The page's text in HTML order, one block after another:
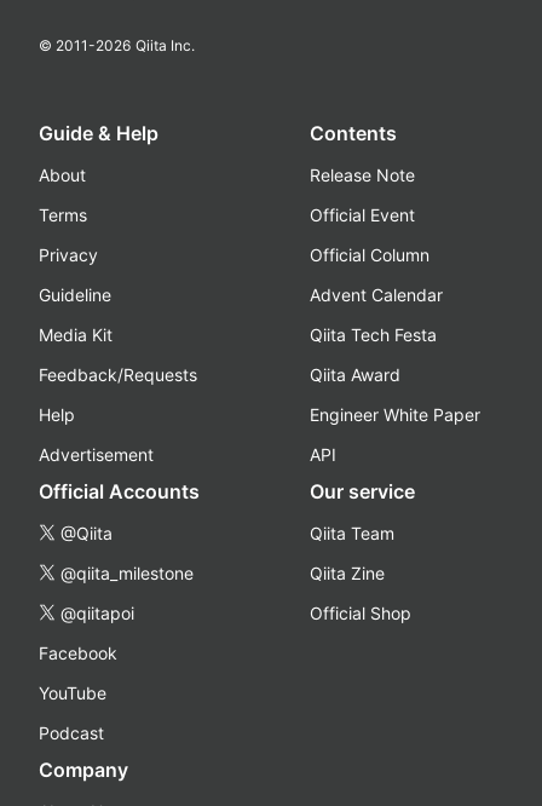
© 2011-2026 Qiita Inc.
Guide & Help
About
Terms
Privacy
Guideline
Media Kit
Feedback/Requests
Help
Advertisement
Contents
Release Note
Official Event
Official Column
Advent Calendar
Qiita Tech Festa
Qiita Award
Engineer White Paper
API
Official Accounts
@Qiita
@qiita_milestone
@qiitapoi
Facebook
YouTube
Podcast
Our service
Qiita Team
Qiita Zine
Official Shop
Company